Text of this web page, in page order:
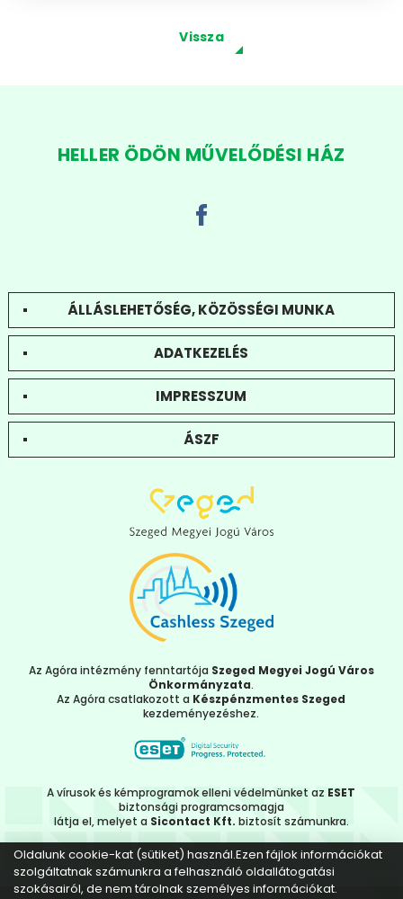
Vissza
Oldalunk cookie-kat (sütiket) használ.Ezen fájlok információkat
szolgáltatnak számunkra a felhasználó oldallátogatási
szokásairól, de nem tárolnak személyes információkat.
HELLER ÖDÖN MŰVELŐDÉSI HÁZ
ÁLLÁSLEHETŐSÉG, KÖZÖSSÉGI MUNKA
ADATKEZELÉS
IMPRESSZUM
ÁSZF
Az Agóra intézmény fenntartója Szeged Megyei Jogú Város
Önkormányzata.
Az Agóra csatlakozott a Készpénzmentes Szeged
kezdeményezéshez.
A vírusok és kémprogramok elleni védelmünket az ESET
biztonsági programcsomagja
látja el, melyet a Sicontact Kft. biztosít számunkra.